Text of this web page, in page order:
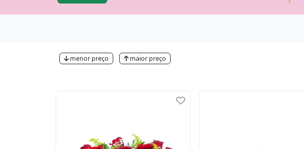
menor preço maior preço